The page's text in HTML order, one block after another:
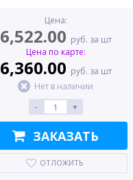
Цена:
6,522.00 руб. за шт
Цена по карте:
6,360.00 руб. за шт
Нет в наличии
-
+
ЗАКАЗАТЬ
ОТЛОЖИТЬ